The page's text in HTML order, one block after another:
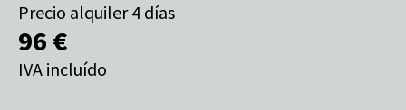
Precio alquiler 4 días
96 €
IVA incluído